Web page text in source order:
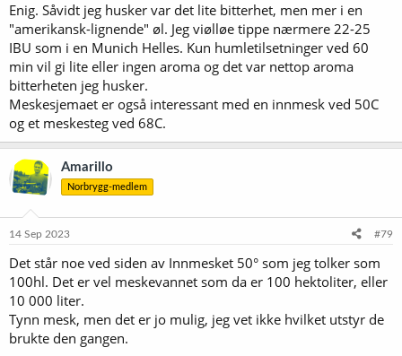
Enig. Såvidt jeg husker var det lite bitterhet, men mer i en
"amerikansk-lignende" øl. Jeg viølløe tippe nærmere 22-25
IBU som i en Munich Helles. Kun humletilsetninger ved 60
min vil gi lite eller ingen aroma og det var nettop aroma
bitterheten jeg husker.
Meskesjemaet er også interessant med en innmesk ved 50C
og et meskesteg ved 68C.
Amarillo
Norbrygg-medlem
14 Sep 2023 #79
Det står noe ved siden av Innmesket 50° som jeg tolker som
100hl. Det er vel meskevannet som da er 100 hektoliter, eller
10 000 liter.
Tynn mesk, men det er jo mulig, jeg vet ikke hvilket utstyr de
brukte den gangen.